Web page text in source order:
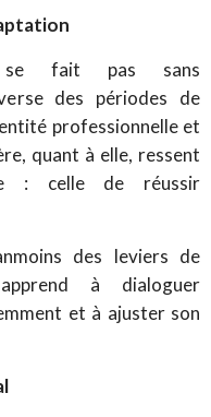
se fait pas sans
des périodes de
professionnelle et
quant à elle, ressent
: celle de réussir
des leviers de
à dialoguer
et à ajuster son